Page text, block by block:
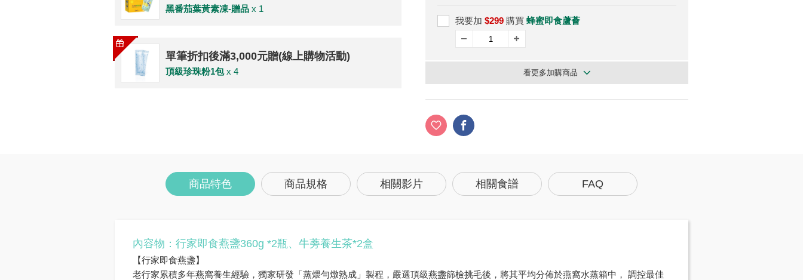
黑番茄葉黃素凍-贈品 x 1
單筆折扣後滿3,000元贈(線上購物活動)
頂級珍珠粉1包x 4
我要加 $299 購買 蜂蜜即食蘆薈
看更多加購商品
商品特色 商品規格 相關影片 相關食譜 FAQ
內容物：行家即食燕盞360g *2瓶、牛蒡養生茶*2盒
【行家即食燕盞】
老行家累積多年燕窩養生經驗，獨家研發「蒸煨勻燉熟成」製程，嚴選頂級燕盞篩檢挑毛後，將其平均分佈於燕窩水蒸箱中， 調控最佳